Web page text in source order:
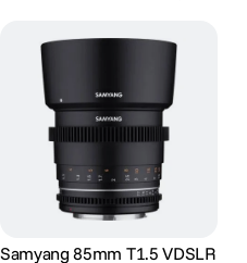
Samyang 85mm T1.5 VDSLR